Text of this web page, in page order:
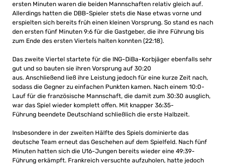
ersten Minuten waren die beiden Mannschaften relativ gleich auf.
Allerdings hatten die DBB-Spieler stets die Nase etwas vorne und
erspielten sich bereits früh einen kleinen Vorsprung. So stand es nach
den ersten fünf Minuten 9:6 für die Gastgeber, die ihre Führung bis
zum Ende des ersten Viertels halten konnten (22:18).
Das zweite Viertel startete für die ING-DiBa-Korbjäger ebenfalls sehr
gut und so bauten sie ihren Vorsprung auf 30:20
aus. Anschließend ließ ihre Leistung jedoch für eine kurze Zeit nach,
sodass die Gegner zu einfachen Punkten kamen. Nach einem 10:0-
Lauf für die französische Mannschaft, die damit zum 30:30 ausglich,
war das Spiel wieder komplett offen. Mit knapper 36:35-
Führung beendete Deutschland schließlich die erste Halbzeit.
Insbesondere in der zweiten Hälfte des Spiels dominierte das
deutsche Team erneut das Geschehen auf dem Spielfeld. Nach fünf
Minuten hatten sich die U16-Jungen bereits wieder eine 49:39-
Führung erkämpft. Frankreich versuchte aufzuholen, hatte jedoch